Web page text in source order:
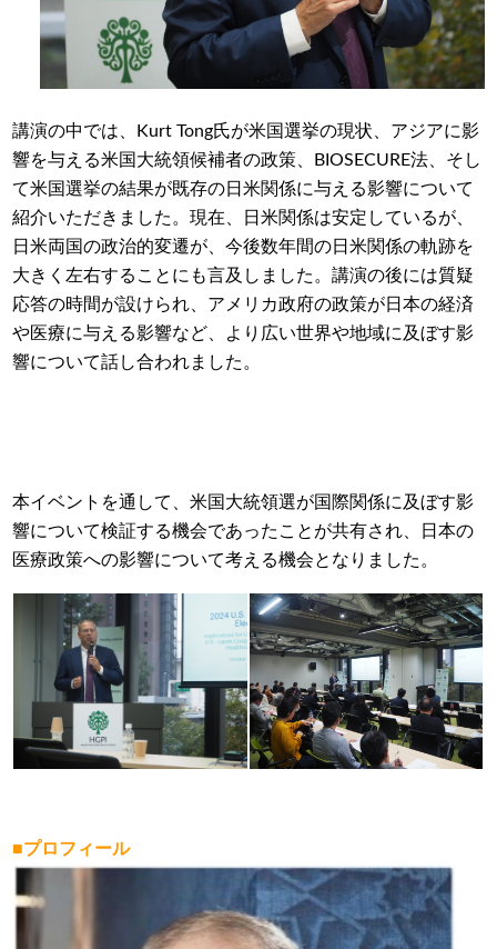
講演の中では、Kurt Tong氏が米国選挙の現状、アジアに影
響を与える米国大統領候補者の政策、BIOSECURE法、そし
て米国選挙の結果が既存の日米関係に与える影響について
紹介いただきました。現在、日米関係は安定しているが、
日米両国の政治的変遷が、今後数年間の日米関係の軌跡を
大きく左右することにも言及しました。講演の後には質疑
応答の時間が設けられ、アメリカ政府の政策が日本の経済
や医療に与える影響など、より広い世界や地域に及ぼす影
響について話し合われました。
本イベントを通して、米国大統領選が国際関係に及ぼす影
響について検証する機会であったことが共有され、日本の
医療政策への影響について考える機会となりました。
■プロフィール